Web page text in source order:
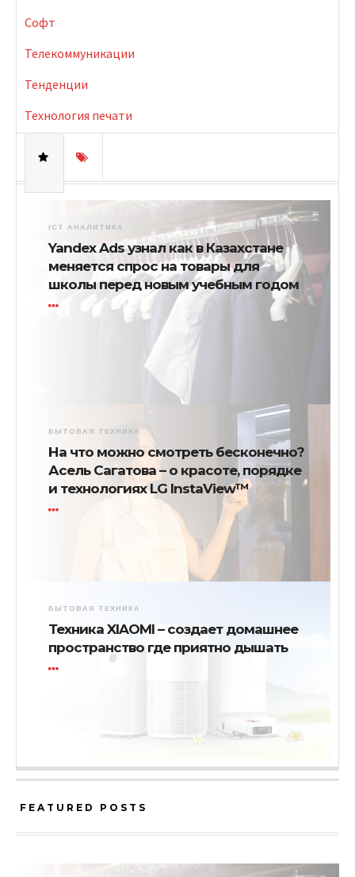
Софт
Телекоммуникации
Тенденции
Технология печати
ICT АНАЛИТИКА
Yandex Ads узнал как в Казахстане
меняется спрос на товары для
школы перед новым учебным годом
БЫТОВАЯ ТЕХНИКА
На что можно смотреть бесконечно?
Асель Сагатова – о красоте, порядке
и технологиях LG InstaView™
БЫТОВАЯ ТЕХНИКА
Техника XIAOMI – создает домашнее
пространство где приятно дышать
FEATURED POSTS